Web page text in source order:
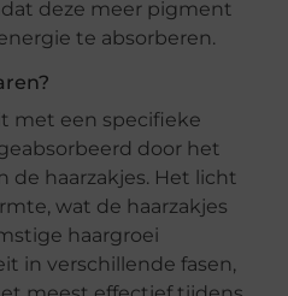
deze meer pigment
te absorberen.
met een specifieke
door het
de haarzakjes. Het licht
wat de haarzakjes
haargroei
in verschillende fasen,